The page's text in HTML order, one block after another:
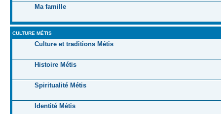
Ma famille
CULTURE MÉTIS
Culture et traditions Métis
Histoire Métis
Spiritualité Métis
Identité Métis